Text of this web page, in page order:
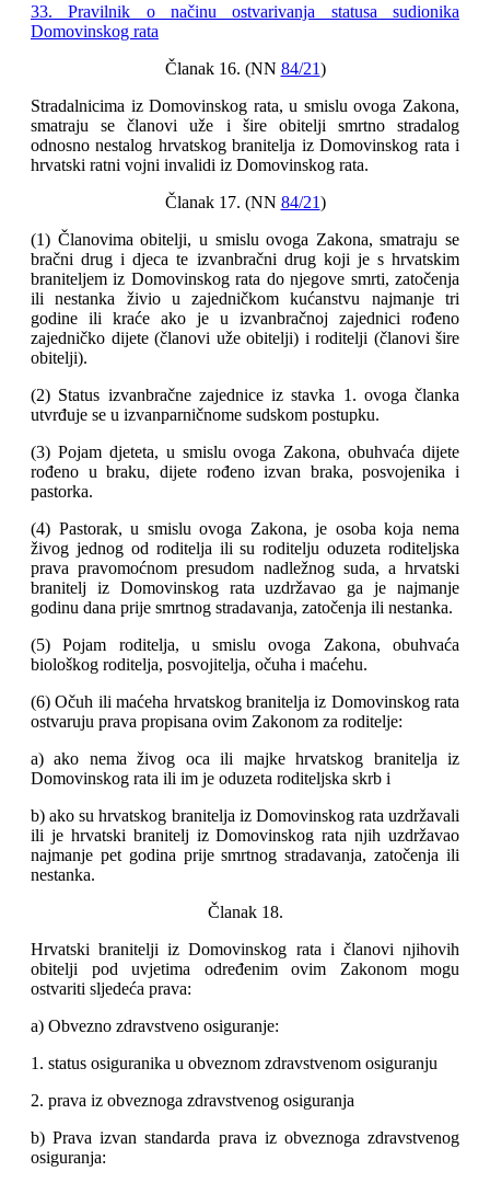
33. Pravilnik o načinu ostvarivanja statusa sudionika
Domovinskog rata
Članak 16. (NN 84/21)
Stradalnicima iz Domovinskog rata, u smislu ovoga Zakona,
smatraju se članovi uže i šire obitelji smrtno stradalog
odnosno nestalog hrvatskog branitelja iz Domovinskog rata i
hrvatski ratni vojni invalidi iz Domovinskog rata.
Članak 17. (NN 84/21)
(1) Članovima obitelji, u smislu ovoga Zakona, smatraju se
bračni drug i djeca te izvanbračni drug koji je s hrvatskim
braniteljem iz Domovinskog rata do njegove smrti, zatočenja
ili nestanka živio u zajedničkom kućanstvu najmanje tri
godine ili kraće ako je u izvanbračnoj zajednici rođeno
zajedničko dijete (članovi uže obitelji) i roditelji (članovi šire
obitelji).
(2) Status izvanbračne zajednice iz stavka 1. ovoga članka
utvrđuje se u izvanparničnome sudskom postupku.
(3) Pojam djeteta, u smislu ovoga Zakona, obuhvaća dijete
rođeno u braku, dijete rođeno izvan braka, posvojenika i
pastorka.
(4) Pastorak, u smislu ovoga Zakona, je osoba koja nema
živog jednog od roditelja ili su roditelju oduzeta roditeljska
prava pravomoćnom presudom nadležnog suda, a hrvatski
branitelj iz Domovinskog rata uzdržavao ga je najmanje
godinu dana prije smrtnog stradavanja, zatočenja ili nestanka.
(5) Pojam roditelja, u smislu ovoga Zakona, obuhvaća
biološkog roditelja, posvojitelja, očuha i maćehu.
(6) Očuh ili maćeha hrvatskog branitelja iz Domovinskog rata
ostvaruju prava propisana ovim Zakonom za roditelje:
a) ako nema živog oca ili majke hrvatskog branitelja iz
Domovinskog rata ili im je oduzeta roditeljska skrb i
b) ako su hrvatskog branitelja iz Domovinskog rata uzdržavali
ili je hrvatski branitelj iz Domovinskog rata njih uzdržavao
najmanje pet godina prije smrtnog stradavanja, zatočenja ili
nestanka.
Članak 18.
Hrvatski branitelji iz Domovinskog rata i članovi njihovih
obitelji pod uvjetima određenim ovim Zakonom mogu
ostvariti sljedeća prava:
a) Obvezno zdravstveno osiguranje:
1. status osiguranika u obveznom zdravstvenom osiguranju
2. prava iz obveznoga zdravstvenog osiguranja
b) Prava izvan standarda prava iz obveznoga zdravstvenog
osiguranja: